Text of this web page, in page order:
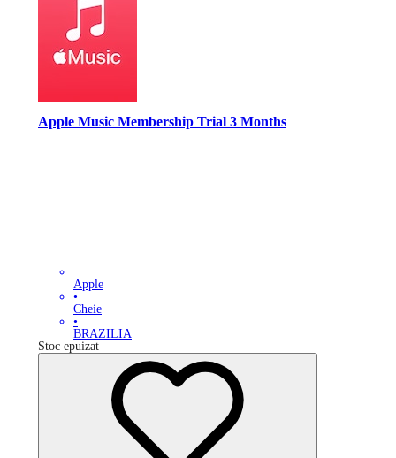
Apple Music Membership Trial 3 Months
Apple
•
Cheie
•
BRAZILIA
Stoc epuizat